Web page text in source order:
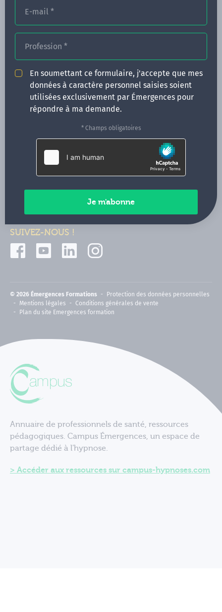
E-mail *
Profession *
En soumettant ce formulaire, j'accepte que mes
données à caractère personnel saisies soient
utilisées exclusivement par Émergences pour
répondre à ma demande.
* Champs obligatoires
CONGRÈS
ACTUALITÉS
INFOS PRATIQUES
Qui sommes-nous ?
CONTACT
35000 Rennes
02 99 05 25 47
Contactez-nous
Paiements sécurisés
SUIVEZ-NOUS !
© 2026 Émergences Formations
Protection des données personnelles
Mentions légales
Conditions générales de vente
Plan du site Emergences formation
Annuaire de professionnels de santé, ressources
pédagogiques. Campus Émergences, un espace de
partage dédié à l'hypnose.
Accéder aux ressources sur campus-hypnoses.com